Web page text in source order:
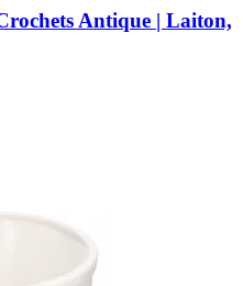
Antique | Laiton,